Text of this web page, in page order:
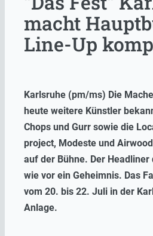
macht
Line-Up
Karlsruhe (pm/ms) Die
heute weitere Künstler
Chops und Gurr sowie die
project, Modeste und
auf der Bühne. Der
wie vor ein Geheimnis. Das
vom 20. bis 22. Juli in der
Anlage.